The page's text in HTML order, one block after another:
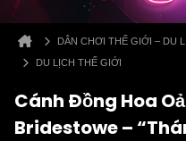
DÂN CHƠI THẾ GIỚI – DU
DU LỊCH THẾ GIỚI
Cánh Đồng Hoa
Bridestowe –